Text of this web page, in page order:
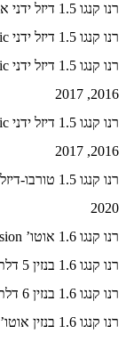
רנו קנגו 1.5 דיזל ידני ארוך 7 מושבים ZEN שנות ייצור: 2017, 2018
רנו קנגו 1.5 דיזל ידני Authentic שנות ייצור: 2010, 2011
2016, 2017
2016, 2017
2020
רנו קנגו 1.6 אוטו’ Expression שנות ייצור: 2010
רנו קנגו 1.6 בנזין 5 דלתות אוטו’ Authentic שנות ייצור: 2012, 2013
רנו קנגו 1.6 בנזין 6 דלתות אוטו’ Expression שנות ייצור: 2012, 2013
רנו קנגו 1.6 בנזין אוטו’ שנות ייצור: 2004, 2005, 2006, 2007, 2008